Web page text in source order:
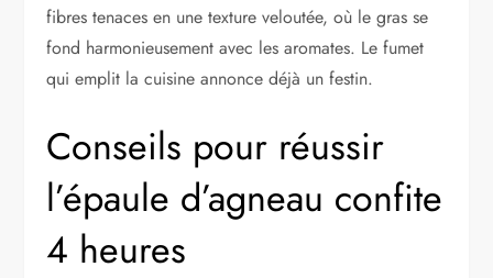
fibres tenaces en une texture veloutée, où le gras se
fond harmonieusement avec les aromates. Le fumet
qui emplit la cuisine annonce déjà un festin.
Conseils pour réussir
l’épaule d’agneau confite
4 heures